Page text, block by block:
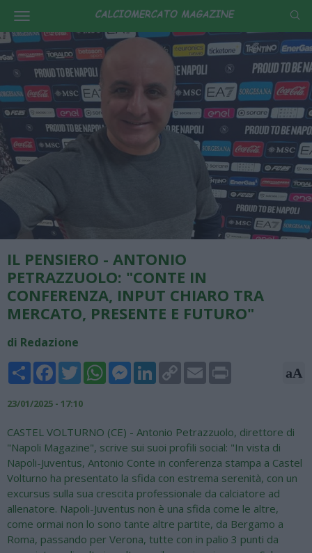
IL PENSIERO - ANTONIO
PETRAZZUOLO: "CONTE IN
CONFERENZA, INPUT CHIARO TRA
MERCATO, PRESENTE E FUTURO"
di Redazione
Share FacebookTwitterWhatsAppMessengerLinkedInCopy
Link
Email aA
23/01/2025 - 17:10
CASTEL VOLTURNO (CE) - Antonio Petrazzuolo, direttore di
"Napoli Magazine", scrive sui suoi profili social: "In vista di
Napoli-Juventus, Antonio Conte in conferenza stampa a Castel
Volturno ha presentato la sfida con estrema serenità, con un
excursus sulla sua crescita professionale da calciatore ad
allenatore. Napoli-Juventus non è una sfida come le altre,
come ormai non lo sono tante altre partite, da Bergamo a
Roma, passando per Verona, tutte con in palio 3 punti da